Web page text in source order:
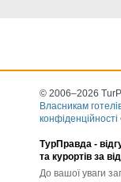
© 2006–2026
Власникам
конфіденційності
ТурПравда -
та курортів за
До вашої уваги